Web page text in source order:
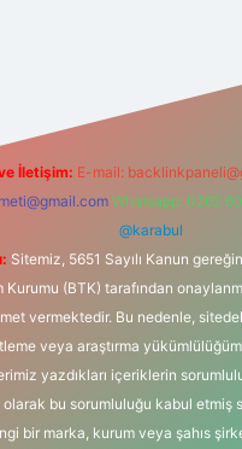
İletişim: E-mail:
Whatsapp: 0262
@karabul
Sitemiz, 5651 Sayılı Kanun
(BTK) tarafından
vermektedir. Bu nedenle,
veya araştırma
yazdıkları içeriklerin
bu sorumluluğu kabul etmiş
bir marka, kurum veya şahıs